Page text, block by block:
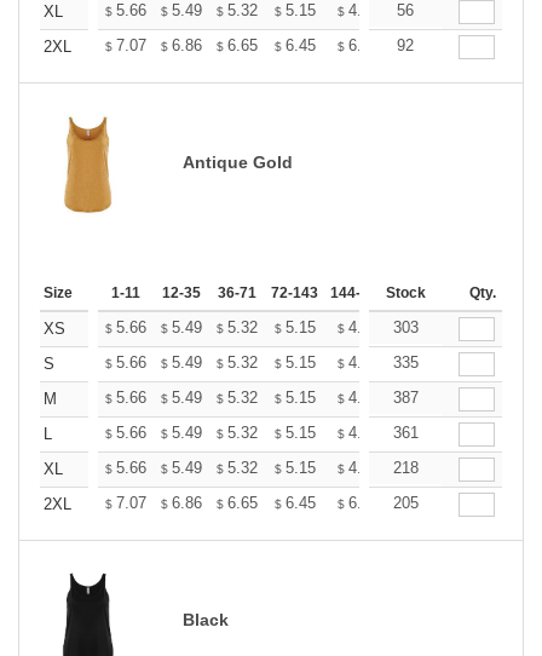
XL
$ 5.66 $ 5.49 $ 5.32 $ 5.15 $ 4.99 $4.90
56
2XL
$ 7.07 $ 6.86 $ 6.65 $ 6.45 $ 6.24 $6.13
92
Antique Gold
Size 1-11 12-35 36-71 72-143 144-287 288 + More
Stock Qty.
XS $ 5.66 $ 5.49 $ 5.32 $ 5.15 $ 4.99 $4.90
303
S
$ 5.66 $ 5.49 $ 5.32 $ 5.15 $ 4.99 $4.90
335
M
$ 5.66 $ 5.49 $ 5.32 $ 5.15 $ 4.99 $4.90
387
L
$ 5.66 $ 5.49 $ 5.32 $ 5.15 $ 4.99 $4.90
361
XL
$ 5.66 $ 5.49 $ 5.32 $ 5.15 $ 4.99 $4.90
218
2XL
$ 7.07 $ 6.86 $ 6.65 $ 6.45 $ 6.24 $6.13
205
Black